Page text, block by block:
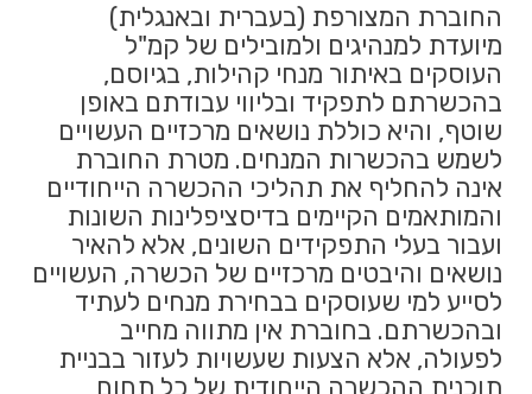
החוברת המצורפת (בעברית ובאנגלית)
מיועדת למנהיגים ולמובילים של קמ"ל
העוסקים באיתור מנחי קהילות, בגיוסם,
בהכשרתם לתפקיד ובליווי עבודתם באופן
שוטף, והיא כוללת נושאים מרכזיים העשויים
לשמש בהכשרות המנחים. מטרת החוברת
אינה להחליף את תהליכי ההכשרה הייחודיים
והמותאמים הקיימים בדיסציפלינות השונות
ועבור בעלי התפקידים השונים, אלא להאיר
נושאים והיבטים מרכזיים של הכשרה, העשויים
לסייע למי שעוסקים בבחירת מנחים לעתיד
ובהכשרתם. בחוברת אין מתווה מחייב
לפעולה, אלא הצעות שעשויות לעזור בבניית
תוכנית ההכשרה הייחודית של כל תחום